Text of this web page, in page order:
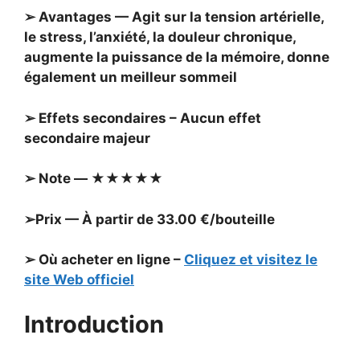
➢ Avantages — Agit sur la tension artérielle,
le stress, l’anxiété, la douleur chronique,
augmente la puissance de la mémoire, donne
également un meilleur sommeil
➢ Effets secondaires – Aucun effet
secondaire majeur
➢ Note — ★★★★★
➢Prix — À partir de 33.00 €/bouteille
➢ Où acheter en ligne – Cliquez et visitez le
site Web officiel
Introduction